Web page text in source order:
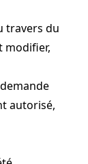
travers du
modifier,
autorisé,